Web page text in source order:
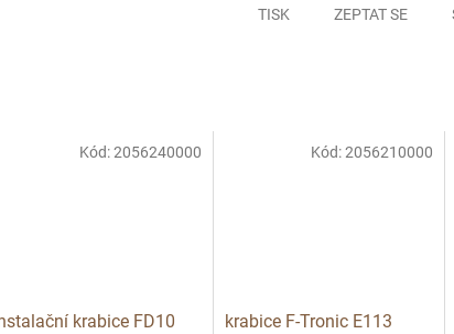
TISK ZEPTAT SE
krabice FD10
Kód:2056240000
krabice F-Tronic E113
Kód:2056210000